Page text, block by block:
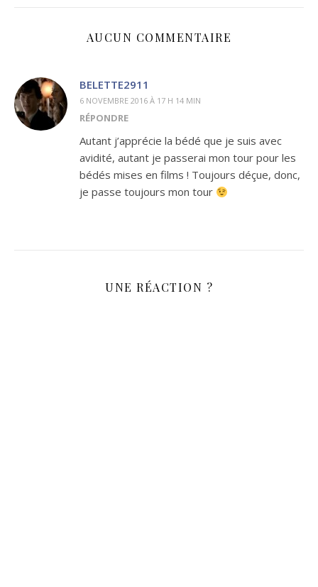
AUCUN COMMENTAIRE
BELETTE2911
6 NOVEMBRE 2016 À 17 H 14 MIN
RÉPONDRE
Autant j’apprécie la bédé que je suis avec
avidité, autant je passerai mon tour pour les
bédés mises en films ! Toujours déçue, donc,
je passe toujours mon tour
UNE RÉACTION ?